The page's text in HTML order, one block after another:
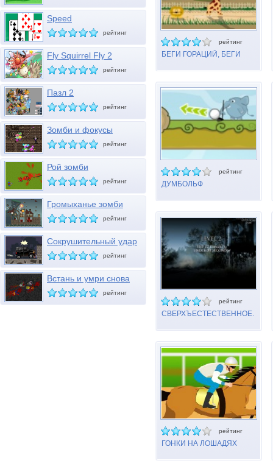
рейтинг
БЕГИ ГОРАЦИЙ, БЕГИ
рейтинг
ДУМБОЛЬФ
рейтинг
СВЕРХЪЕСТЕСТВЕННОЕ.
рейтинг
ГОНКИ НА ЛОШАДЯХ
Speed
рейтинг
Fly Squirrel Fly 2
рейтинг
Пазл 2
рейтинг
Зомби и фокусы
рейтинг
Рой зомби
рейтинг
Громыханье зомби
рейтинг
Сокрушительный удар
зомби
рейтинг
Встань и умри снова
рейтинг